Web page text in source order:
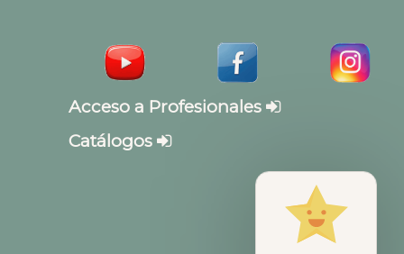
Acceso a Profesionales
Catálogos